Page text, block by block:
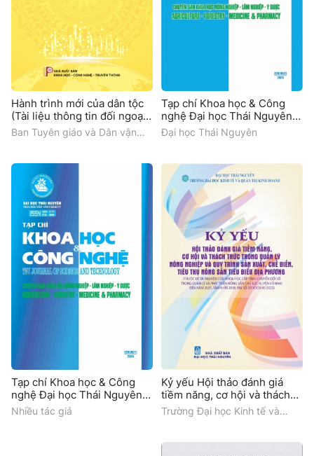
Hành trình mới của dân tộc
(Tài liệu thông tin đối ngoại
về Đại hội đại biểu toàn
quốc lần thứ XIV của Đảng -
Ban Tuyên giáo và Dân vận
Tạp chí Khoa học & Công
nghệ Đại học Thái Nguyên
(Số 228.05/Q2)
Đại học Thái Nguyên
Tạp chí Khoa học & Công
nghệ Đại học Thái Nguyên
(Số 229.09 - Q1)
Nhiều tác giả
Kỷ yếu Hội thảo đánh giá
tiềm năng, cơ hội và thách
thức trong quản lý nông
nghiệp và quy trình sản
sản tiêu biểu địa phương
Trường Đại học Kinh tế và